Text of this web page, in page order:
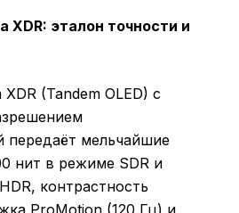
XDR: эталон точности и
(Tandem OLED) с
передаёт мельчайшие
нит в режиме SDR и
контрастность